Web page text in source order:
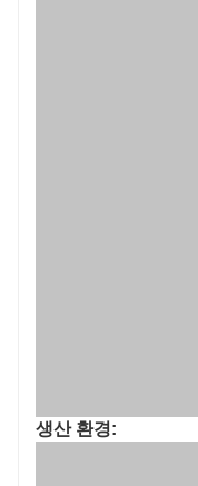
생산 환경: